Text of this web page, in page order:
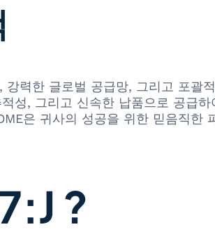
력한 글로벌 공급망, 그리고 포괄
성, 그리고 신속한 납품으로 공급하
은 귀사의 성공을 위한 믿음직한
?